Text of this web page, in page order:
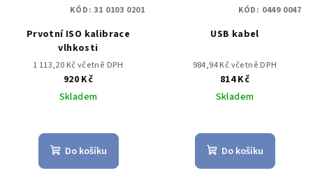
Prvotní ISO kalibrace
vlhkosti
1 113,20 Kč včetně DPH
920 Kč
Skladem
Do košíku
KÓD:31 0103 0201
USB kabel
984,94 Kč včetně DPH
814 Kč
Skladem
Do košíku
KÓD: 0449 0047